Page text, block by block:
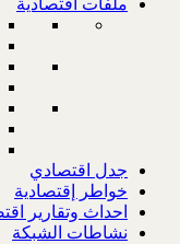
ملفات اقتصادية
جدل اقتصادي
خواطر إقتصادية
احداث وتقارير
نشاطات الشبكة